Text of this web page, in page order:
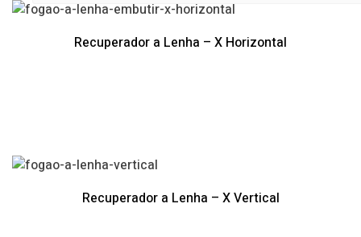
Recuperador a Lenha – X Horizontal
Recuperador a Lenha – X Vertical